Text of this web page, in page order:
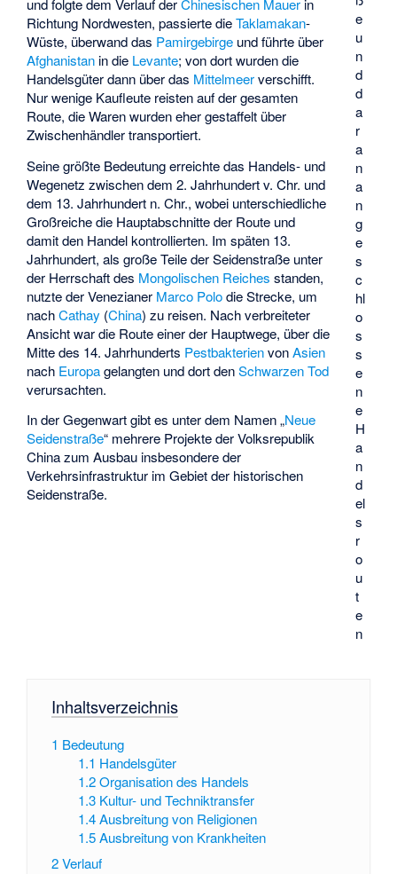
e
u
n
d
d
a
r
a
n
a
n
g
e
s
c
hl
o
s
s
e
n
e
H
a
n
d
el
s
r
o
u
t
e
n
und folgte dem Verlauf derChinesischen Mauer in
Richtung Nordwesten, passierte dieTaklamakan-
Wüste, überwand das Pamirgebirge und führte über
Afghanistan in die Levante; von dort wurden die
Handelsgüter dann über das Mittelmeerverschifft.
Nur wenige Kaufleute reisten auf der gesamten
Route, die Waren wurden eher gestaffelt über
Zwischenhändler transportiert.
Seine größte Bedeutung erreichte das Handels- und
Wegenetz zwischen dem 2. Jahrhundert v. Chr. und
dem 13. Jahrhundert n. Chr., wobei unterschiedliche
Großreiche die Hauptabschnitte der Route und
damit den Handel kontrollierten. Im späten 13.
Jahrhundert, als große Teile der Seidenstraße unter
der Herrschaft des Mongolischen Reiches standen,
nutzte der Venezianer Marco Polodie Strecke, um
nachCathay (China) zu reisen. Nach verbreiteter
Ansicht war die Route einer der Hauptwege, über die
Mitte des 14. Jahrhunderts PestbakterienvonAsien
nach Europagelangten und dort denSchwarzen Tod
verursachten.
In der Gegenwart gibt es unter dem Namen „Neue
Seidenstraße“ mehrere Projekte der Volksrepublik
China zum Ausbau insbesondere der
Verkehrsinfrastruktur im Gebiet der historischen
Seidenstraße.
Inhaltsverzeichnis
1 Bedeutung
1.1 Handelsgüter
1.2 Organisation des Handels
1.3 Kultur- und Techniktransfer
1.4 Ausbreitung von Religionen
1.5 Ausbreitung von Krankheiten
2Verlauf